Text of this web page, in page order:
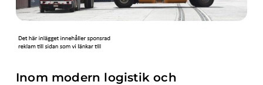
Inom modern logistik och